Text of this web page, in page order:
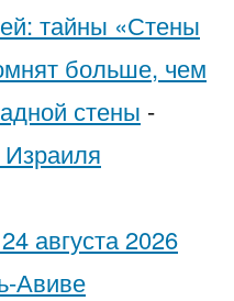
Low-
Key
Trying
to
Each
Other
тайны «Стены
больше, чем
стены -
августа 2026
Авиве